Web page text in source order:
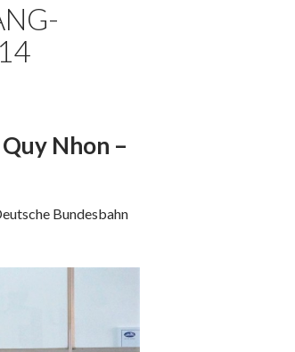
Nhon –
Bundesbahn